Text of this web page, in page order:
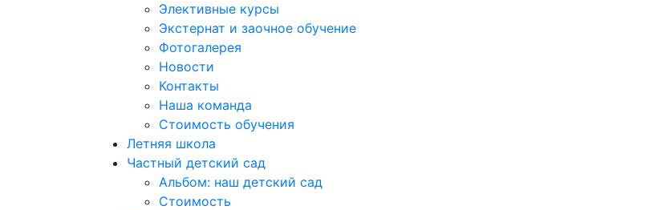
Элективные курсы
Экстернат и заочное обучение
Фотогалерея
Новости
Контакты
Наша команда
Стоимость обучения
Летняя школа
Частный детский сад
Альбом: наш детский сад
Стоимость